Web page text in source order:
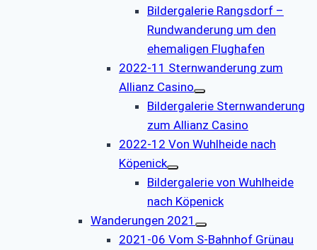
Bildergalerie Rangsdorf –
Rundwanderung um den
ehemaligen Flughafen
2022-11 Sternwanderung zum
Allianz Casino
Bildergalerie Sternwanderung
zum Allianz Casino
2022-12 Von Wuhlheide nach
Köpenick
Bildergalerie von Wuhlheide
nach Köpenick
Wanderungen 2021
2021-06 Vom S-Bahnhof Grünau